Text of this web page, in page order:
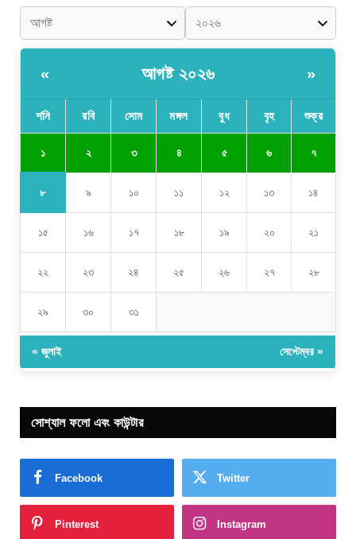
« আগষ্ট ২০২৬ »
শনি রবি সোম মঙ্গল বুধ বৃহ শুক্র
১ ২ ৩ ৪ ৫ ৬ ৭
৮ ৯ ১০ ১১ ১২ ১৩ ১৪
১৫ ১৬ ১৭ ১৮ ১৯ ২০ ২১
২২ ২৩ ২৪ ২৫ ২৬ ২৭ ২৮
২৯ ৩০ ৩১
« জুলাই সেপ্টেম্বর »
সোশ্যাল ফলো এবং কাউন্টার
Facebook Twitter
Pinterest Instagram